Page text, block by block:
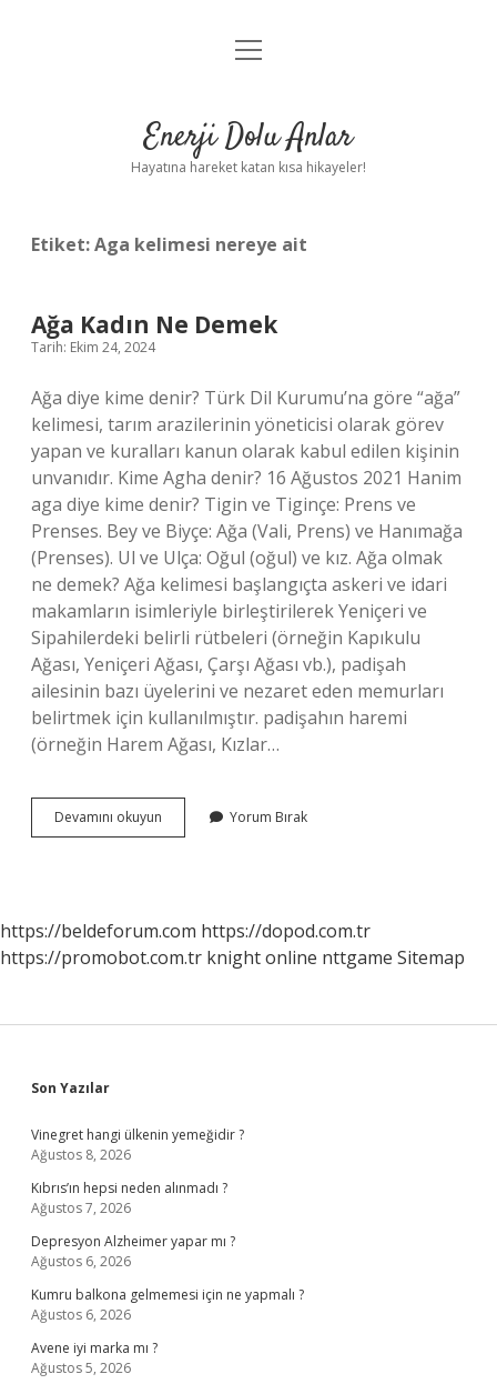
Anasayfa
Yasal Uyarı
menüyü
Enerji Dolu Anlar
Hayatına hareket katan kısa hikayeler!
Etiket:Aga kelimesi nereye ait
Ağa Kadın Ne Demek
Tarih: Ekim 24, 2024
Ağa diye kime denir? Türk Dil Kurumu’na göre “ağa”
kelimesi, tarım arazilerinin yöneticisi olarak görev
yapan ve kuralları kanun olarak kabul edilen kişinin
unvanıdır. Kime Agha denir? 16 Ağustos 2021 Hanim
aga diye kime denir? Tigin ve Tiginçe: Prens ve
Prenses. Bey ve Biyçe: Ağa (Vali, Prens) ve Hanımağa
(Prenses). Ul ve Ulça: Oğul (oğul) ve kız. Ağa olmak
ne demek? Ağa kelimesi başlangıçta askeri ve idari
makamların isimleriyle birleştirilerek Yeniçeri ve
Sipahilerdeki belirli rütbeleri (örneğin Kapıkulu
Ağası, Yeniçeri Ağası, Çarşı Ağası vb.), padişah
ailesinin bazı üyelerini ve nezaret eden memurları
belirtmek için kullanılmıştır. padişahın haremi
(örneğin Harem Ağası, Kızlar…
Devamını okuyun
Kadın
Yorum Bırak
https://beldeforum.com https://dopod.com.tr
https://promobot.com.tr knight online nttgame Sitemap
Sidebar
Son Yazılar
Vinegret hangi ülkenin yemeğidir ?
Ağustos 8, 2026
Kıbrıs’ın hepsi neden alınmadı ?
Ağustos 7, 2026
Depresyon Alzheimer yapar mı ?
Ağustos 6, 2026
Kumru balkona gelmemesi için ne yapmalı ?
Ağustos 6, 2026
Avene iyi marka mı ?
Ağustos 5, 2026